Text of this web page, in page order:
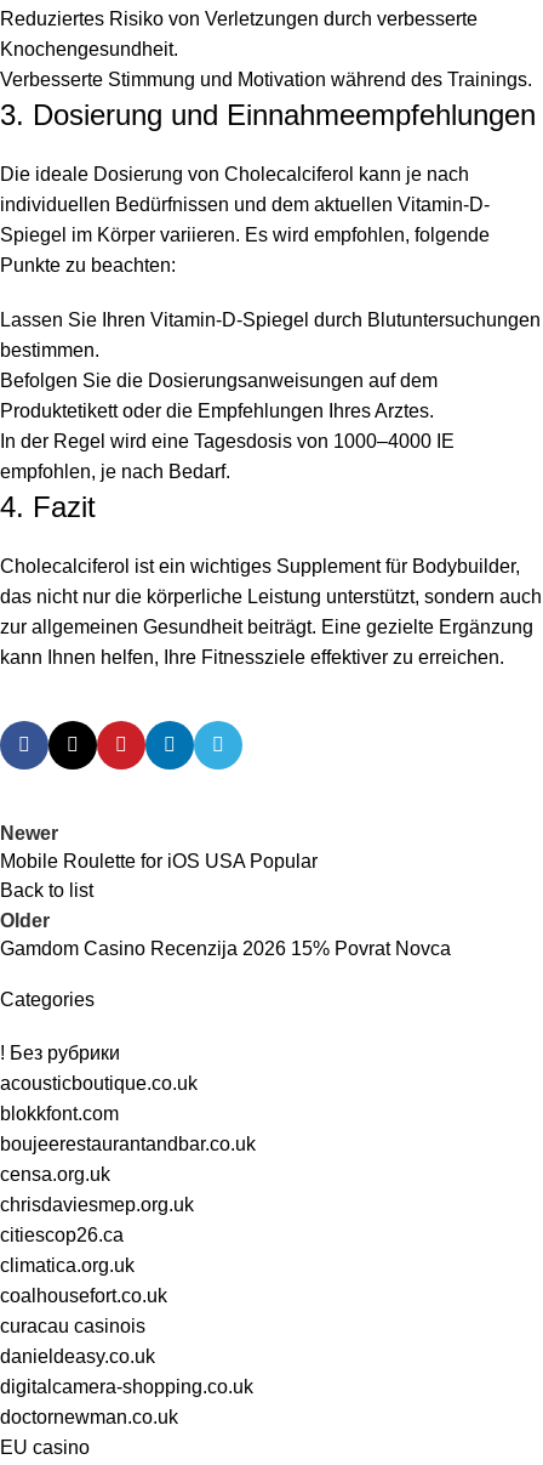
Reduziertes Risiko von Verletzungen durch verbesserte
Knochengesundheit.
Verbesserte Stimmung und Motivation während des Trainings.
3. Dosierung und Einnahmeempfehlungen
Die ideale Dosierung von Cholecalciferol kann je nach
individuellen Bedürfnissen und dem aktuellen Vitamin-D-
Spiegel im Körper variieren. Es wird empfohlen, folgende
Punkte zu beachten:
Lassen Sie Ihren Vitamin-D-Spiegel durch Blutuntersuchungen
bestimmen.
Befolgen Sie die Dosierungsanweisungen auf dem
Produktetikett oder die Empfehlungen Ihres Arztes.
In der Regel wird eine Tagesdosis von 1000–4000 IE
empfohlen, je nach Bedarf.
4. Fazit
Cholecalciferol ist ein wichtiges Supplement für Bodybuilder,
das nicht nur die körperliche Leistung unterstützt, sondern auch
zur allgemeinen Gesundheit beiträgt. Eine gezielte Ergänzung
kann Ihnen helfen, Ihre Fitnessziele effektiver zu erreichen.
Newer
Mobile Roulette for iOS USA Popular
Back to list
Older
Gamdom Casino Recenzija 2026 15% Povrat Novca
Categories
! Без рубрики
acousticboutique.co.uk
blokkfont.com
boujeerestaurantandbar.co.uk
censa.org.uk
chrisdaviesmep.org.uk
citiescop26.ca
climatica.org.uk
coalhousefort.co.uk
curacau casinois
danieldeasy.co.uk
digitalcamera-shopping.co.uk
doctornewman.co.uk
EU casino